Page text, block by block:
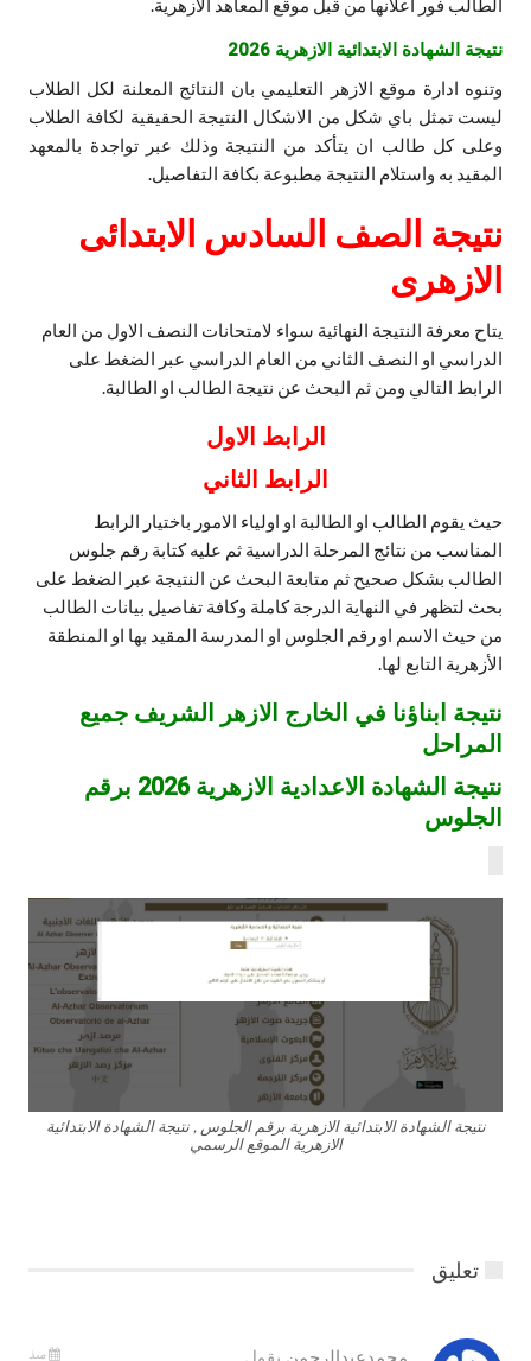
الطالب فور اعلانها من قبل موقع المعاهد الازهرية.
نتيجة الشهادة الابتدائية الازهرية 2026
وتنوه ادارة موقع الازهر التعليمي بان النتائج المعلنة لكل الطلاب
ليست تمثل باي شكل من الاشكال النتيجة الحقيقية لكافة الطلاب
وعلى كل طالب ان يتأكد من النتيجة وذلك عبر تواجدة بالمعهد
المقيد به واستلام النتيجة مطبوعة بكافة التفاصيل.
نتيجة الصف السادس الابتدائى
الازهرى
يتاح معرفة النتيجة النهائية سواء لامتحانات النصف الاول من العام
الدراسي او النصف الثاني من العام الدراسي عبر الضغط على
الرابط التالي ومن ثم البحث عن نتيجة الطالب او الطالبة.
الرابط الاول
الرابط الثاني
حيث يقوم الطالب او الطالبة او اولياء الامور باختيار الرابط
المناسب من نتائج المرحلة الدراسية ثم عليه كتابة رقم جلوس
الطالب بشكل صحيح ثم متابعة البحث عن النتيجة عبر الضغط على
بحث لتظهر في النهاية الدرجة كاملة وكافة تفاصيل بيانات الطالب
من حيث الاسم او رقم الجلوس او المدرسة المقيد بها او المنطقة
الأزهرية التابع لها.
نتيجة ابناؤنا في الخارج الازهر الشريف جميع
المراحل
نتيجة الشهادة الاعدادية الازهرية 2026 برقم
الجلوس
نتيجة الشهادة الابتدائية الازهرية برقم الجلوس , نتيجة الشهادة الابتدائية
الازهرية الموقع الرسمي
تعليق
منذ